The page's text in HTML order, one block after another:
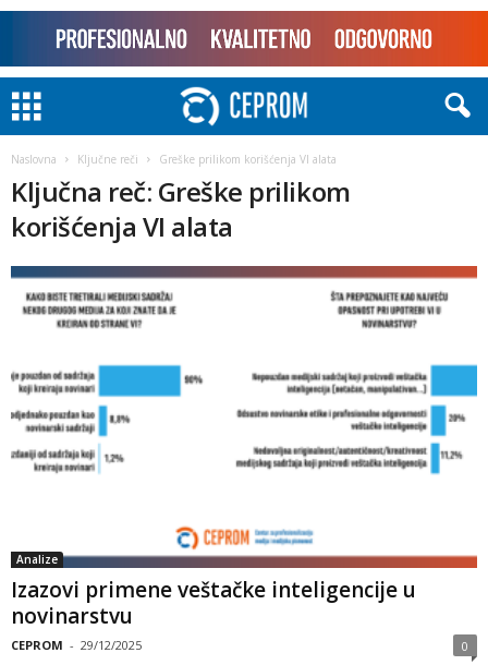
Naslovna Ključne reči Greške prilikom korišćenja VI alata
Ključna reč: Greške prilikom
korišćenja VI alata
Analize
Izazovi primene veštačke inteligencije u
novinarstvu
CEPROM - 29/12/2025 0